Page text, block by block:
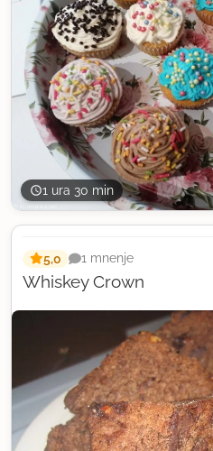
1 ura 30 min
Whiskey Crown
5,0 1 mnenje